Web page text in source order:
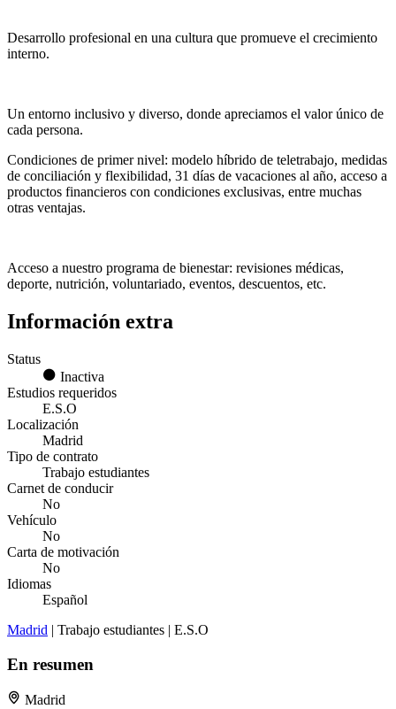
Desarrollo profesional en una cultura que promueve el crecimiento
interno.
Un entorno inclusivo y diverso, donde apreciamos el valor único de
cada persona.
Condiciones de primer nivel: modelo híbrido de teletrabajo, medidas
de conciliación y flexibilidad, 31 días de vacaciones al año, acceso a
productos financieros con condiciones exclusivas, entre muchas
otras ventajas.
Acceso a nuestro programa de bienestar: revisiones médicas,
deporte, nutrición, voluntariado, eventos, descuentos, etc.
Información extra
Status
Inactiva
Estudios requeridos
E.S.O
Localización
Madrid
Tipo de contrato
Trabajo estudiantes
Carnet de conducir
No
Vehículo
No
Carta de motivación
No
Idiomas
Español
Madrid | Trabajo estudiantes | E.S.O
En resumen
Madrid